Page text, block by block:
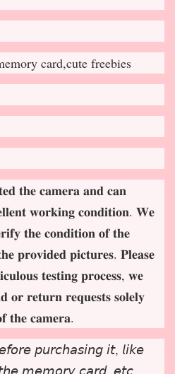
card,cute freebies
𝐭𝐡𝐞 𝐜𝐚𝐦𝐞𝐫𝐚 𝐚𝐧𝐝 𝐜𝐚𝐧
𝐰𝐨𝐫𝐤𝐢𝐧𝐠 𝐜𝐨𝐧𝐝𝐢𝐭𝐢𝐨𝐧. 𝐖𝐞
𝐭𝐡𝐞 𝐜𝐨𝐧𝐝𝐢𝐭𝐢𝐨𝐧 𝐨𝐟 𝐭𝐡𝐞
𝐩𝐫𝐨𝐯𝐢𝐝𝐞𝐝 𝐩𝐢𝐜𝐭𝐮𝐫𝐞𝐬. 𝐏𝐥𝐞𝐚𝐬𝐞
𝐭𝐞𝐬𝐭𝐢𝐧𝐠 𝐩𝐫𝐨𝐜𝐞𝐬𝐬, 𝐰𝐞
𝐫𝐞𝐭𝐮𝐫𝐧 𝐫𝐞𝐪𝐮𝐞𝐬𝐭𝐬 𝐬𝐨𝐥𝐞𝐥𝐲
𝐭𝐡𝐞 𝐜𝐚𝐦𝐞𝐫𝐚.
𝘱𝘶𝘳𝘤𝘩𝘢𝘴𝘪𝘯𝘨 𝘪𝘵, 𝘭𝘪𝘬𝘦
𝘮𝘦𝘮𝘰𝘳𝘺 𝘤𝘢𝘳𝘥, 𝘦𝘵𝘤.